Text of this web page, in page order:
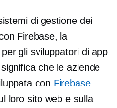
di gestione dei
Firebase, la
gli sviluppatori di app
che le aziende
con Firebase
loro sito web e sulla